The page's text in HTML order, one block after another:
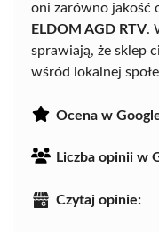
oni zarówno jakość
ELDOM AGD RTV.
sprawiają, że sklep
wśród lokalnej
Ocena w
Liczba opinii w
Czytaj opinie: